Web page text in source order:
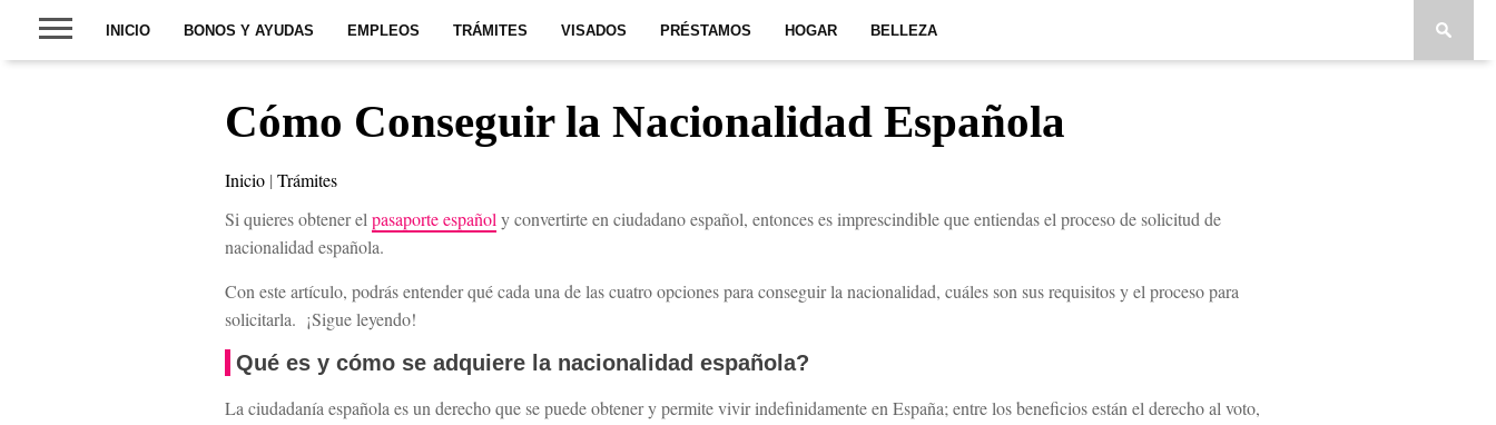
INICIO BONOS Y AYUDAS EMPLEOS TRÁMITES VISADOS PRÉSTAMOS HOGAR BELLEZA
Cómo Conseguir la Nacionalidad Española
Inicio |Trámites
Si quieres obtener elpasaporte españoly convertirte en ciudadano español, entonces es imprescindible que entiendas el proceso de solicitud de
nacionalidad española.
Con este artículo, podrás entender qué cada una de las cuatro opciones para conseguir la nacionalidad, cuáles son sus requisitos y el proceso para
solicitarla. ¡Sigue leyendo!
Qué es y cómo se adquiere la nacionalidad española?
La ciudadanía española es un derecho que se puede obtener y permite vivir indefinidamente en España; entre los beneficios están el derecho al voto,